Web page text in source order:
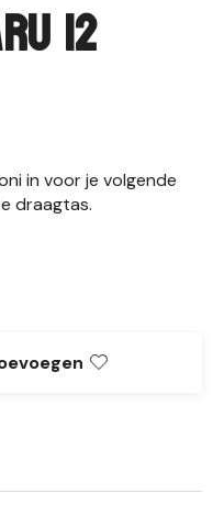
12
in voor je volgende
draagtas.
is